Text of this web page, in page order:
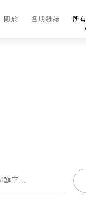
關於 各期雜誌 所